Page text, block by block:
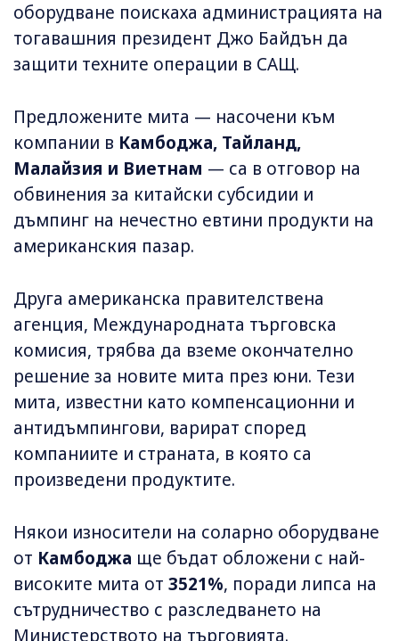
оборудване поискаха администрацията на
тогавашния президент Джо Байдън да
защити техните операции в САЩ.
Предложените мита — насочени към
компании в Камбоджа, Тайланд,
Малайзия и Виетнам — са в отговор на
обвинения за китайски субсидии и
дъмпинг на нечестно евтини продукти на
американския пазар.
Друга американска правителствена
агенция, Международната търговска
комисия, трябва да вземе окончателно
решение за новите мита през юни. Тези
мита, известни като компенсационни и
антидъмпингови, варират според
компаниите и страната, в която са
произведени продуктите.
Някои износители на соларно оборудване
от Камбоджа ще бъдат обложени с най-
високите мита от 3521%, поради липса на
сътрудничество с разследването на
Министерството на търговията.